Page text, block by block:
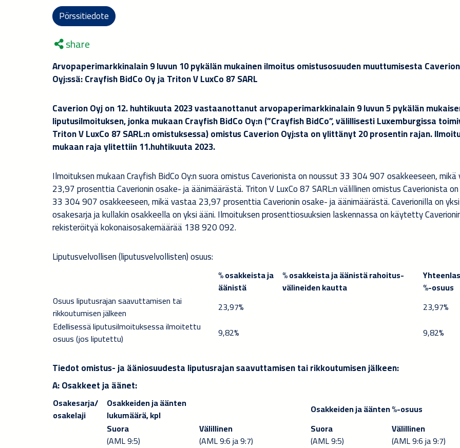
Pörssitiedote
share
Arvopaperimarkkinalain 9 luvun 10 pykälän mukainen ilmoitus omistusosuuden muuttumisesta Caverion
Oyj:ssä: Crayfish BidCo Oy ja Triton V LuxCo 87 SARL
Caverion Oyj on12.huhtikuuta 2023 vastaanottanut arvopaperimarkkinalain 9 luvun 5 pykälän
liputusilmoituksen, jonka mukaan Crayfish BidCo Oy:n (”Crayfish BidCo”, välillisesti Luxemburgissa
Triton V LuxCo 87 SARL:n omistuksessa) omistus Caverion Oyj:sta on ylittänyt20prosentin rajan.
mukaan raja ylitettiin11.huhtikuuta 2023.
Ilmoituksen mukaan Crayfish BidCo Oy:n suora omistus Caverionista onnoussut33 304 907osakkeeseen,
23,97prosenttia Caverionin osake- ja äänimäärästä. Triton V LuxCo 87 SARL:n välillinen omistus Caverionista
33 304 907osakkeeseen, mikä vastaa23,97prosenttia Caverionin osake- ja äänimäärästä. Caverionilla on yksi
osakesarja ja kullakin osakkeella on yksi ääni. Ilmoituksen prosenttiosuuksien laskennassa on käytetty
rekisteröityä kokonaisosakemäärää 138 920 092.
Liputusvelvollisen (liputusvelvollisten) osuus:
% osakkeista ja
äänistä
% osakkeista ja äänistä rahoitus-
välineiden kautta
%-osuus
Osuus liputusrajan saavuttamisen tai
rikkoutumisen jälkeen
23,97%
23,97%
Edellisessä liputusilmoituksessa ilmoitettu
osuus (jos liputettu)
9,82% 9,82%
Tiedot omistus- ja ääniosuudesta liputusrajan saavuttamisen tai rikkoutumisen jälkeen:
A: Osakkeet ja äänet:
Osakesarja/
osakelaji
Osakkeiden ja äänten
lukumäärä, kpl
Osakkeiden ja äänten %-osuus
Suora
(AML 9:5)
Välillinen
(AML 9:6 ja 9:7)
Suora
(AML 9:5)
Välillinen
(AML 9:6 ja 9:7)